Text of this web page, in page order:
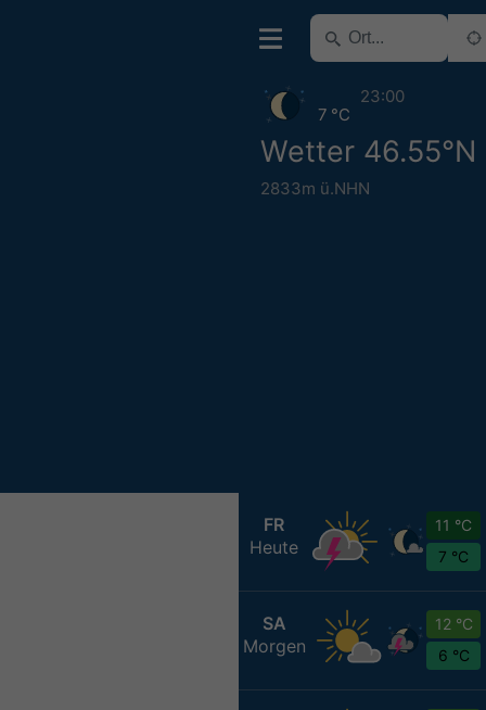
Wetter 46.55°N
2833m ü.NHN
7 °C
23:00
FR
Heute
11 °C
7 °C
SA
Morgen
12 °C
6 °C